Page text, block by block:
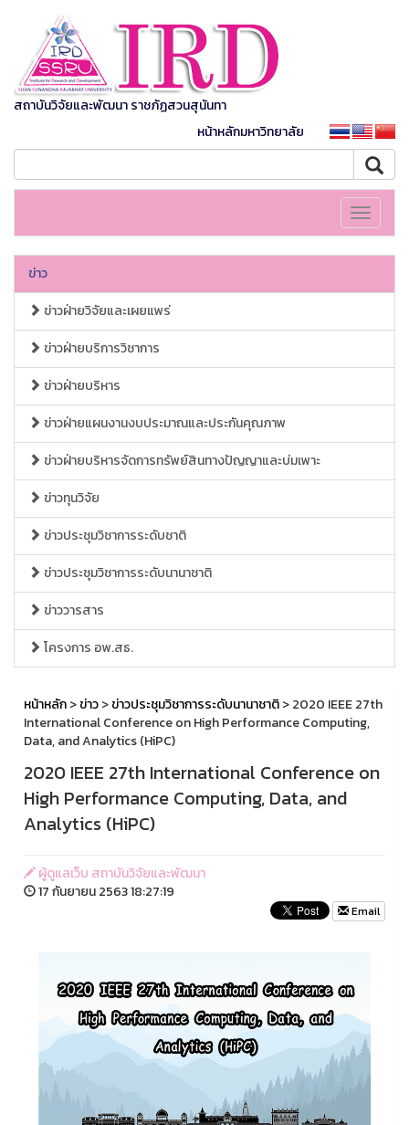
สถาบันวิจัยและพัฒนา ราชภัฏสวนสุนันทา
หน้าหลักมหาวิทยาลัย
Toggle
ข่าว
ข่าวฝ่ายวิจัยและเผยแพร่
ข่าวฝ่ายบริการวิชาการ
ข่าวฝ่ายบริหาร
ข่าวฝ่ายแผนงานงบประมาณและประกันคุณภาพ
ข่าวฝ่ายบริหารจัดการทรัพย์สินทางปัญญาและบ่มเพาะ
ข่าวทุนวิจัย
ข่าวประชุมวิชาการระดับชาติ
ข่าวประชุมวิชาการระดับนานาชาติ
ข่าววารสาร
โครงการ อพ.สธ.
หน้าหลัก>ข่าว>ข่าวประชุมวิชาการระดับนานาชาติ> 2020 IEEE 27th
International Conference on High Performance Computing,
Data, and Analytics (HiPC)
2020 IEEE 27th International Conference on
High Performance Computing, Data, and
Analytics (HiPC)
ผู้ดูแลเว็บ สถาบันวิจัยและพัฒนา
17 กันยายน 2563 18:27:19
Email